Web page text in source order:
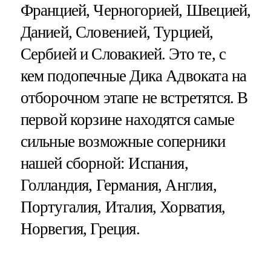
Францией, Черногорией, Швецией,
Данией, Словенией, Турцией,
Сербией и Словакией. Это те, с
кем подопечные Дика Адвоката на
отборочном этапе не встретятся. В
первой корзине находятся самые
сильные возможные соперники
нашей сборной: Испания,
Голландия, Германия, Англия,
Португалия, Италия, Хорватия,
Норвегия, Греция.